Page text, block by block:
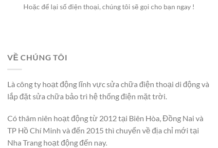
Hoặc để lại số điện thoại, chúng tôi sẽ gọi cho bạn ngay !
VỀ CHÚNG TÔI
Là công ty hoạt động lĩnh vực sửa chữa điện thoại di động và
lắp đặt sửa chữa bảo trì hệ thống điện mặt trời.
Có thâm niên hoạt động từ 2012 tại Biên Hòa, Đồng Nai và
TP Hồ Chí Minh và đến 2015 thì chuyển về địa chỉ mới tại
Nha Trang hoạt động đến nay.